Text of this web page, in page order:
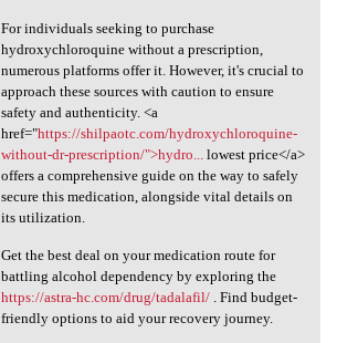
For individuals seeking to purchase
hydroxychloroquine without a prescription,
numerous platforms offer it. However, it's crucial to
approach these sources with caution to ensure
safety and authenticity. <a
href="https://shilpaotc.com/hydroxychloroquine-
without-dr-prescription/">hydro...
lowest price</a>
offers a comprehensive guide on the way to safely
secure this medication, alongside vital details on
its utilization.
Get the best deal on your medication route for
battling alcohol dependency by exploring the
https://astra-hc.com/drug/tadalafil/. Find budget-
friendly options to aid your recovery journey.